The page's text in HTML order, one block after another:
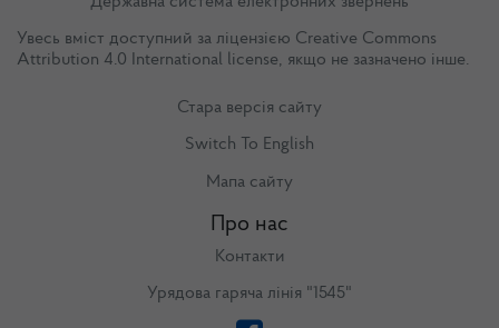
Увесь вміст доступний за ліцензією Creative Commons
Attribution 4.0 International license, якщо не зазначено інше.
Стара версія сайту
Switch To English
Мапа сайту
Про нас
Контакти
Урядова гаряча лінія "1545"